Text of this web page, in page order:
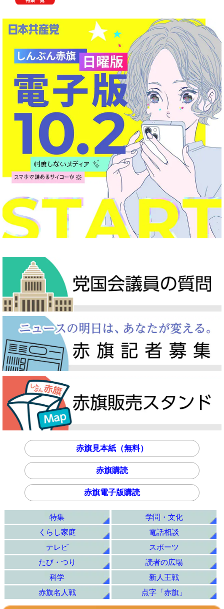
赤旗見本紙（無料）
赤旗購読
赤旗電子版購読
特集
学問・文化
くらし家庭
電話相談
テレビ
スポーツ
たび・つり
読者の広場
科学
新人王戦
赤旗名人戦
点字「赤旗」